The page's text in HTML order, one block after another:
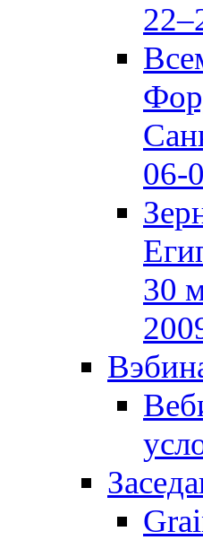
06-
30